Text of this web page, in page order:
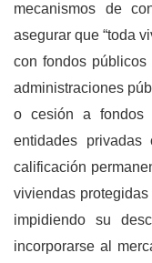
mecanismos de
asegurar que “toda
con fondos
administraciones
o cesión a fondos
entidades
calificación
viviendas
impidiendo su
incorporarse al